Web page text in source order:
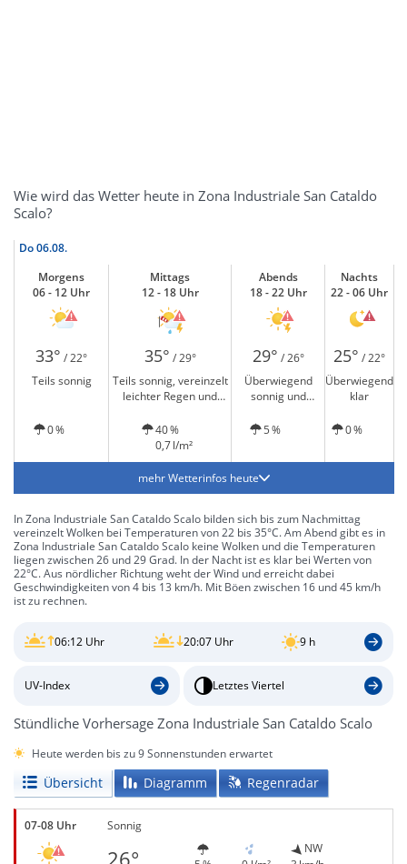
Wie wird das Wetter heute in Zona Industriale San Cataldo
Scalo?
Do06.08.
Morgens
06 - 12 Uhr
Mittags
12 - 18 Uhr
Abends
18 - 22 Uhr
Nachts
22 - 06 Uhr
33° / 22° 35° / 29° 29° / 26° 25° / 22°
Teils sonnig
Teils sonnig, vereinzelt
leichter Regen und
Überwiegend
sonnig und
Überwiegend
klar
0 %
40 %
0,7 l/m²
5 % 0 %
mehr Wetterinfos heute
In Zona Industriale San Cataldo Scalo bilden sich bis zum Nachmittag
vereinzelt Wolken bei Temperaturen von 22 bis 35°C. Am Abend gibt es in
Zona Industriale San Cataldo Scalo keine Wolken und die Temperaturen
liegen zwischen 26 und 29 Grad. In der Nacht ist es klar bei Werten von
22°C. Aus nördlicher Richtung weht der Wind und erreicht dabei
Geschwindigkeiten von 4 bis 13 km/h. Mit Böen zwischen 16 und 45 km/h
ist zu rechnen.
06:12 Uhr 20:07 Uhr 9 h
UV-Index Letztes Viertel
Stündliche Vorhersage Zona Industriale San Cataldo Scalo
Heute werden bis zu 9 Sonnenstunden erwartet
Übersicht Diagramm Regenradar
07-08 Uhr Sonnig
26°
NW